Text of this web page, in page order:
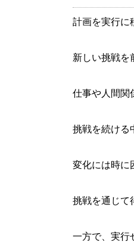
計画を実行に
新しい挑戦を
仕事や人間関
挑戦を続ける
変化には時に
挑戦を通じて
一方で、実行